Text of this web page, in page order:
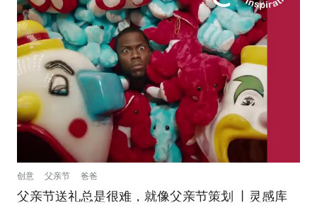
创意 父亲节 爸爸
父亲节送礼总是很难，就像父亲节策划 丨灵感库